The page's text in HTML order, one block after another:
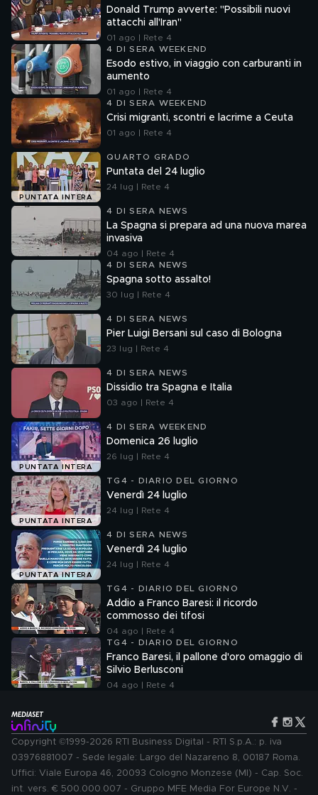
Donald Trump avverte: "Possibili nuovi
attacchi all'Iran"
01 ago | Rete 4
4 DI SERA WEEKEND
Esodo estivo, in viaggio con carburanti in
aumento
01 ago | Rete 4
4 DI SERA WEEKEND
Crisi migranti, scontri e lacrime a Ceuta
01 ago | Rete 4
PUNTATA INTERA
QUARTO GRADO
Puntata del 24 luglio
24 lug | Rete 4
4 DI SERA NEWS
La Spagna si prepara ad una nuova marea
invasiva
04 ago | Rete 4
4 DI SERA NEWS
Spagna sotto assalto!
30 lug | Rete 4
4 DI SERA NEWS
Pier Luigi Bersani sul caso di Bologna
23 lug | Rete 4
4 DI SERA NEWS
Dissidio tra Spagna e Italia
03 ago | Rete 4
PUNTATA INTERA
4 DI SERA WEEKEND
Domenica 26 luglio
26 lug | Rete 4
PUNTATA INTERA
TG4 - DIARIO DEL GIORNO
Venerdì 24 luglio
24 lug | Rete 4
PUNTATA INTERA
4 DI SERA NEWS
Venerdì 24 luglio
24 lug | Rete 4
TG4 - DIARIO DEL GIORNO
Addio a Franco Baresi: il ricordo
commosso dei tifosi
04 ago | Rete 4
TG4 - DIARIO DEL GIORNO
Franco Baresi, il pallone d'oro omaggio di
Silvio Berlusconi
04 ago | Rete 4
Copyright ©1999-2026 RTI Business Digital - RTI S.p.A.: p. iva
03976881007 - Sede legale: Largo del Nazareno 8, 00187 Roma.
Uffici: Viale Europa 46, 20093 Cologno Monzese (MI) - Cap. Soc.
int. vers. € 500.000.007 - Gruppo MFE Media For Europe N.V. -